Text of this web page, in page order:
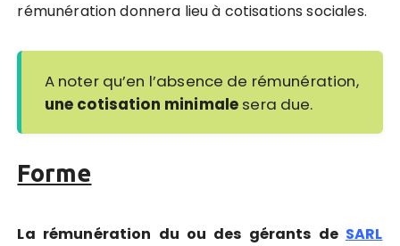
rémunération donnera lieu à cotisations sociales.
A noter qu’en l’absence de rémunération,
une cotisation minimale sera due.
Forme
La rémunération du ou des gérants de SARL